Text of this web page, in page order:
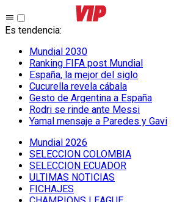
Es tendencia:
Mundial 2030
Ranking FIFA post Mundial
España, la mejor del siglo
Cucurella revela cábala
Gesto de Argentina a España
Rodri se rinde ante Messi
Yamal mensaje a Paredes y Gavi
Mundial 2026
SELECCION COLOMBIA
SELECCION ECUADOR
ULTIMAS NOTICIAS
FICHAJES